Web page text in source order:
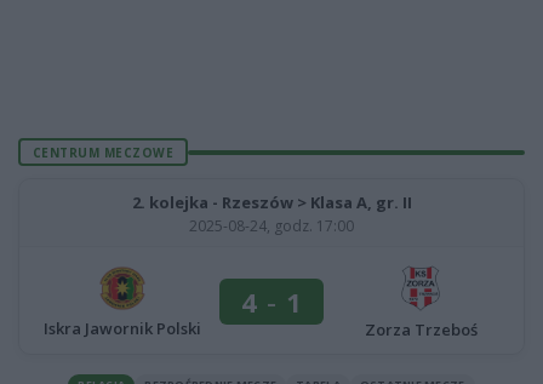
CENTRUM MECZOWE
2. kolejka - Rzeszów > Klasa A, gr. II
2025-08-24, godz. 17:00
Iskra Jawornik Polski
4 - 1
Zorza Trzeboś